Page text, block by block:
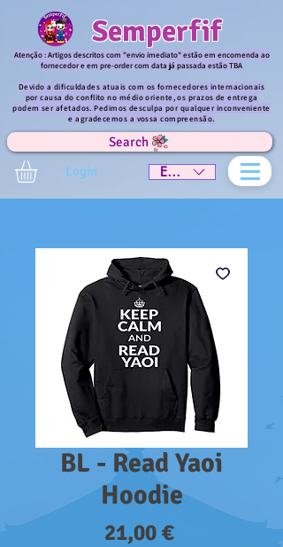
Semperfif
Atenção : Artigos descritos com "envio imediato" estão em encomenda ao
fornecedor e em pre-order com data já passada estão TBA
Devido a dificuldades atuais com os fornecedores internacionais
por causa do conflito no médio oriente, os prazos de entrega
podem ser afetados. Pedimos desculpa por qualquer inconveniente
e agradecemos a vossa compreensão.
Search
Login
EUR (€)
BL - Read Yaoi
Hoodie
21,00 €Preço